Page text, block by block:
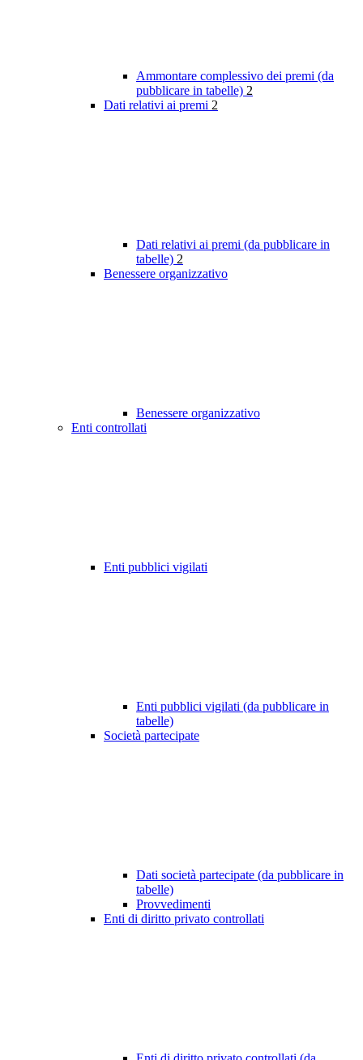
Ammontare complessivo dei premi (da
pubblicare in tabelle) 2
Dati relativi ai premi 2
Dati relativi ai premi (da pubblicare in
tabelle) 2
Benessere organizzativo
Benessere organizzativo
Enti controllati
Enti pubblici vigilati
Enti pubblici vigilati (da pubblicare in
tabelle)
Società partecipate
Dati società partecipate (da pubblicare in
tabelle)
Provvedimenti
Enti di diritto privato controllati